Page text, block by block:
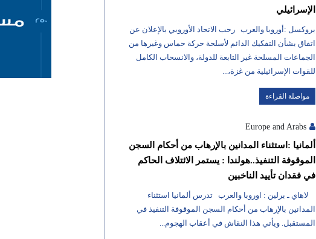
الإسرائيلي
بروكسل :أوروبا والعرب رحب الاتحاد الأوروبي بالإعلان عن
اتفاق بشأن التفكيك الدائم لأسلحة حركة حماس وغيرها من
الجماعات المسلحة غير التابعة للدولة، والانسحاب الكامل
للقوات الإسرائيلية من غزة،...
مواصلة القراءة
Europe and Arabs
ألمانيا :استثناء المدانين بالإرهاب من أحكام السجن
الموقوفة التنفيذ..هولندا : يستمر الائتلاف الحاكم
في فقدان تأييد الناخبين
لاهاي ـ برلين : اوروبا والعرب تدرس ألمانيا استثناء
المدانين بالإرهاب من أحكام السجن الموقوفة التنفيذ في
المستقبل. ويأتي هذا النقاش في أعقاب الهجوم...